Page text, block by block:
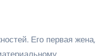
Его первая жена,